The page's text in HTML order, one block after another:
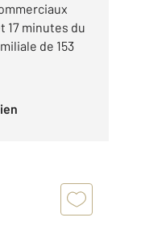
17 minutes du
de 153